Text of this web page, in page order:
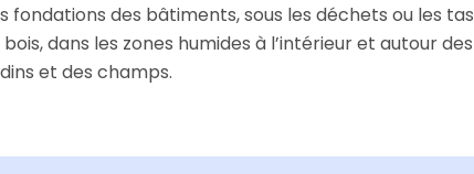
fondations des bâtiments, sous les déchets ou les tas
dans les zones humides à l’intérieur et autour des
et des champs.